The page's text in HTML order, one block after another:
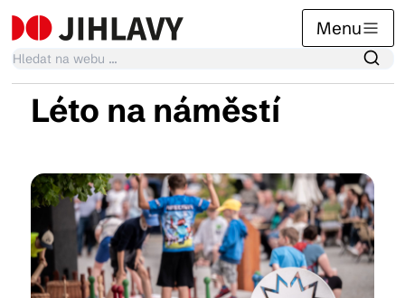
Menu
Kalendář akcí
Tradiční akce
Články
Léto na náměstí